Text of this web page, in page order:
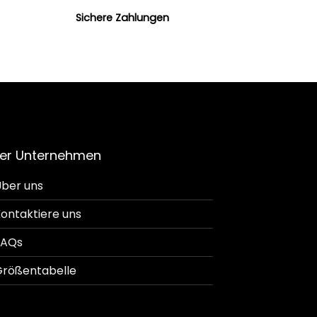
Sichere Zahlungen
Unternehmen
uns
uns